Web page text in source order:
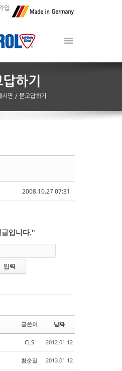
입
시판 / 묻고답하기
2008.10.27 07:31
입니다."
글쓴이 날짜
CLS 2012.01.12
황순일 2013.01.12
스케치북5
스케치북5
스케치북5
스케치북5